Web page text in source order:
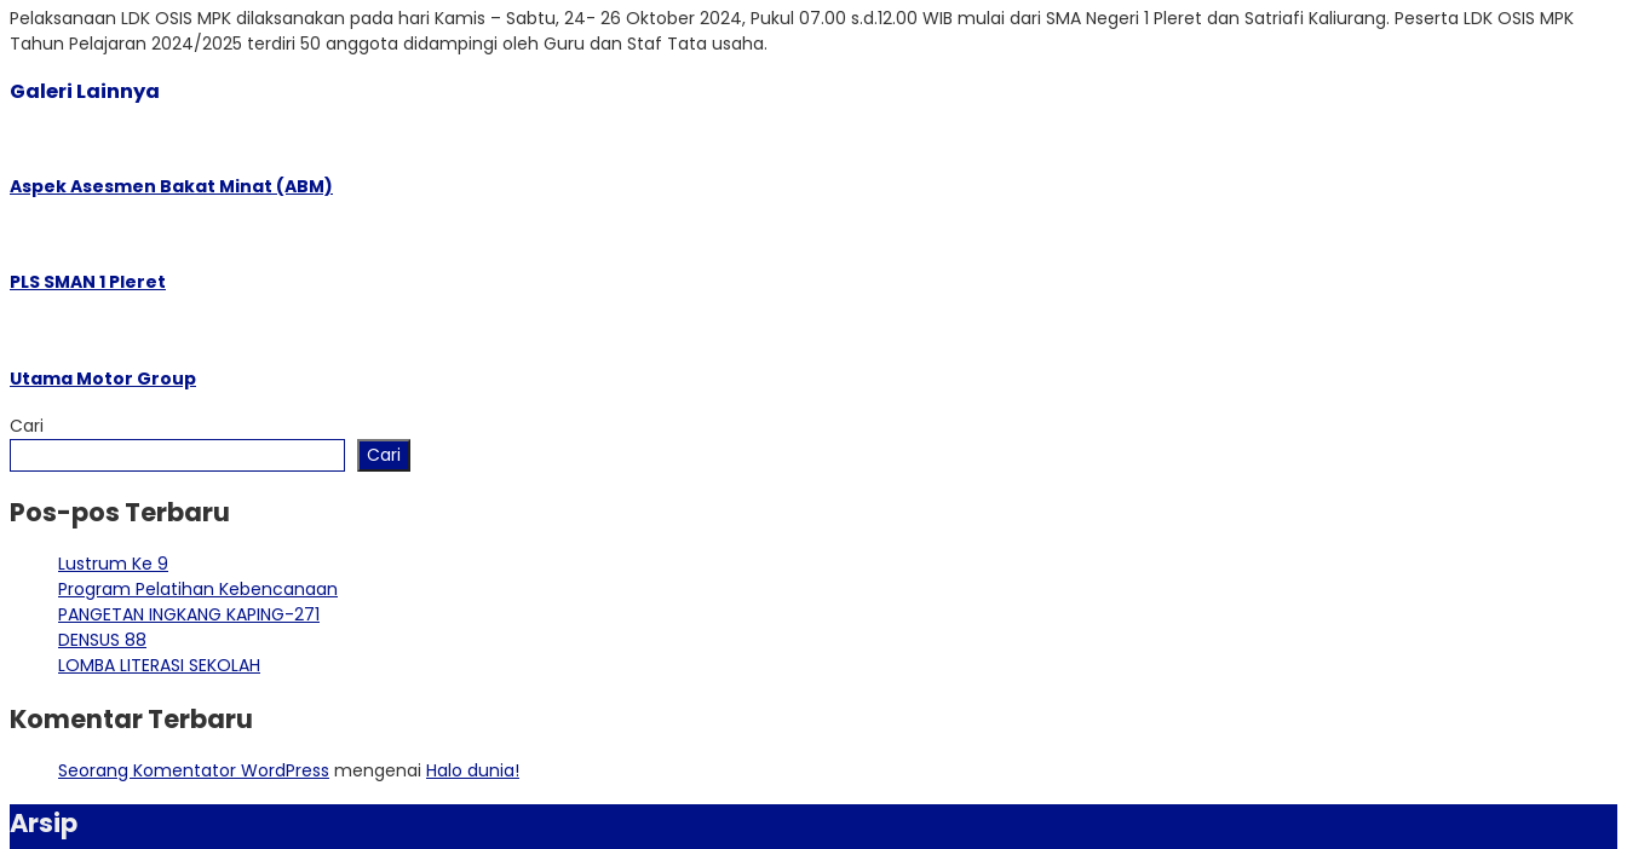
Pelaksanaan LDK OSIS MPK dilaksanakan pada hari Kamis – Sabtu, 24- 26 Oktober 2024, Pukul 07.00 s.d.12.00 WIB mulai dari SMA Negeri 1 Pleret dan Satriafi Kaliurang. Peserta LDK OSIS MPK
Tahun Pelajaran 2024/2025 terdiri 50 anggota didampingi oleh Guru dan Staf Tata usaha.
Galeri Lainnya
Aspek Asesmen Bakat Minat (ABM)
PLS SMAN 1 Pleret
Utama Motor Group
Cari
Cari
Pos-pos Terbaru
Lustrum Ke 9
Program Pelatihan Kebencanaan
PANGETAN INGKANG KAPING-271
DENSUS 88
LOMBA LITERASI SEKOLAH
Komentar Terbaru
Seorang Komentator WordPress mengenai Halo dunia!
Arsip